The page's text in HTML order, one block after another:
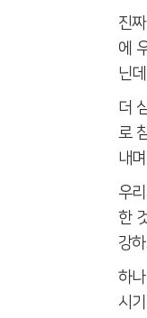
진
에
닌데
더
로
내
우
한
강
하
시